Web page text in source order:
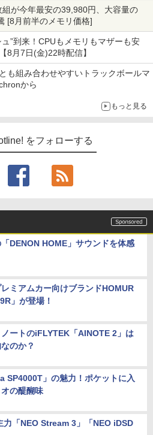
が今年最安の39,980円、大容量の
[8月前半のメモリ価格]
”到来！CPUもメモリもマザーも安
8月7日(金)22時配信】
も組み合わせやすいトラックボールマ
から
もっと見る
をフォローする
DENON HOME」サウンドを体感
ミアムカー向けブランドHOMUR
」が登場！
ートのiFLYTEK「AINOTE 2」は
のか？
SP4000T」の魅力！ポケットに入
の醍醐味
「NEO Stream 3」「NEO iDSD